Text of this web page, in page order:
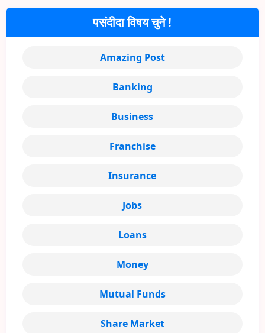
पसंदीदा विषय चुने !
Amazing Post
Banking
Business
Franchise
Insurance
Jobs
Loans
Money
Mutual Funds
Share Market